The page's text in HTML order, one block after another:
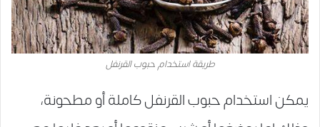
طريقة استخدام حبوب القرنفل
يمكن استخدام حبوب القرنفل كاملة أو مطحونة،